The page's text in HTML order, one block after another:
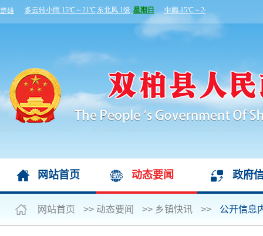
网站首页 动态要闻 政府
网站首页 >> 动态要闻 >> 乡镇快讯 >> 公开信息